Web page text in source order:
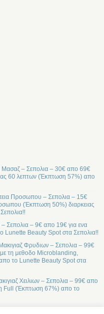
– Σεπολια – 30€ απο 69€
60 λεπτων (Έκπτωση 57%) απο
Προσωπου – Σεπολια – 15€
(Έκπτωση 50%) διαρκειας
Σεπολια – 9€ απο 19€ για ενα
Lunette Beauty Spot στα Σεπολια!!
Φρυδιων – Σεπολια – 99€
τη μεθοδο Microblanding,
το Lunette Beauty Spot στα
Χειλιων – Σεπολια – 99€ απο
η Full (Έκπτωση 67%) απο το